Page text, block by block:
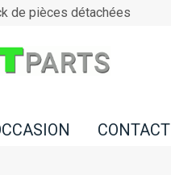
de pièces détachées
CONTACT